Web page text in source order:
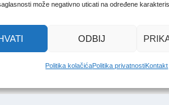
može negativno uticati na određene
ODBIJ
Politika kolačićaPolitika privatnostiKontakt